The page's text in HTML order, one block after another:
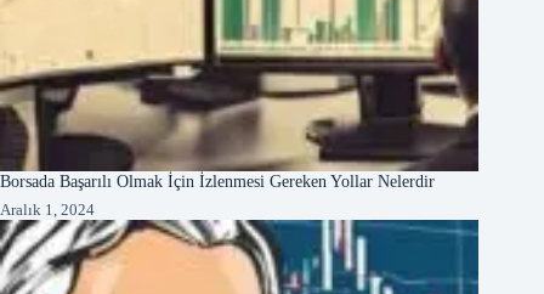
Borsada Başarılı Olmak İçin İzlenmesi Gereken Yollar Nelerdir
Aralık 1, 2024